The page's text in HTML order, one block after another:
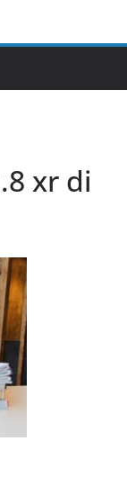
xr di